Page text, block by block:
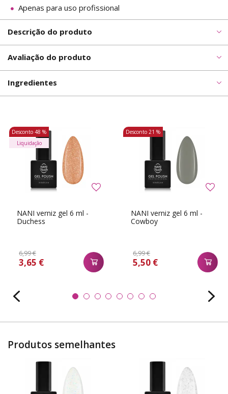
Apenas para uso profissional
Descrição do produto
Avaliação do produto
Ingredientes
NANI verniz gel 6 ml -
Duchess
6,99 €
3,65 €
Desconto 48 %
Liquidação
NANI verniz gel 6 ml -
Cowboy
6,99 €
5,50 €
Desconto 21 %
Produtos semelhantes